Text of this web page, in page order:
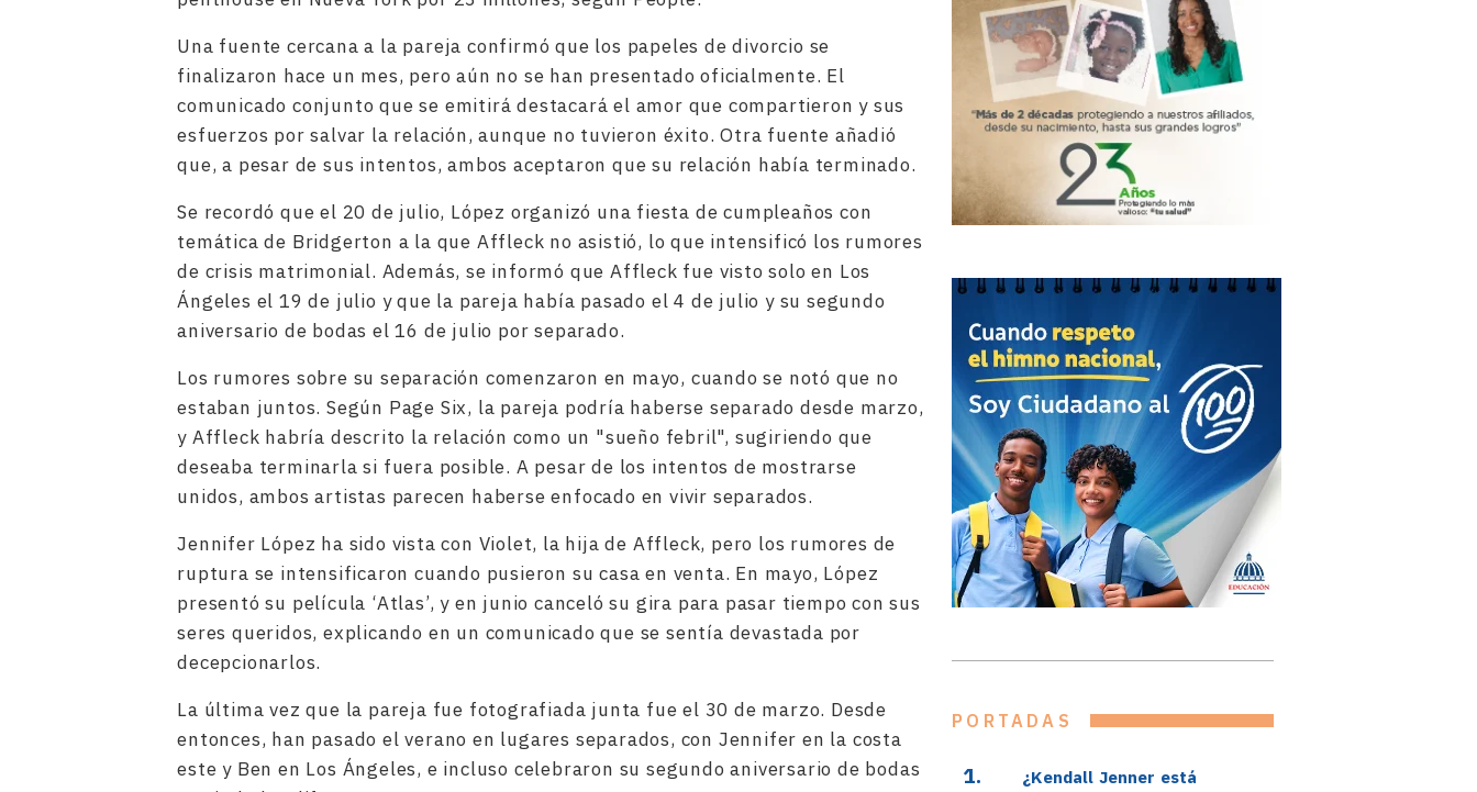
Una fuente cercana a la pareja confirmó que los papeles de divorcio se
finalizaron hace un mes, pero aún no se han presentado oficialmente. El
comunicado conjunto que se emitirá destacará el amor que compartieron y sus
esfuerzos por salvar la relación, aunque no tuvieron éxito. Otra fuente añadió
que, a pesar de sus intentos, ambos aceptaron que su relación había terminado.
Se recordó que el 20 de julio, López organizó una fiesta de cumpleaños con
temática de Bridgerton a la que Affleck no asistió, lo que intensificó los rumores
de crisis matrimonial. Además, se informó que Affleck fue visto solo en Los
Ángeles el 19 de julio y que la pareja había pasado el 4 de julio y su segundo
aniversario de bodas el 16 de julio por separado.
Los rumores sobre su separación comenzaron en mayo, cuando se notó que no
estaban juntos. Según Page Six, la pareja podría haberse separado desde marzo,
y Affleck habría descrito la relación como un "sueño febril", sugiriendo que
deseaba terminarla si fuera posible. A pesar de los intentos de mostrarse
unidos, ambos artistas parecen haberse enfocado en vivir separados.
Jennifer López ha sido vista con Violet, la hija de Affleck, pero los rumores de
ruptura se intensificaron cuando pusieron su casa en venta. En mayo, López
presentó su película ‘Atlas’, y en junio canceló su gira para pasar tiempo con sus
seres queridos, explicando en un comunicado que se sentía devastada por
decepcionarlos.
La última vez que la pareja fue fotografiada junta fue el 30 de marzo. Desde
entonces, han pasado el verano en lugares separados, con Jennifer en la costa
este y Ben en Los Ángeles, e incluso celebraron su segundo aniversario de bodas
PORTADAS
¿Kendall Jenner está